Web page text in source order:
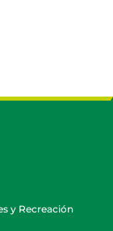
y Recreación